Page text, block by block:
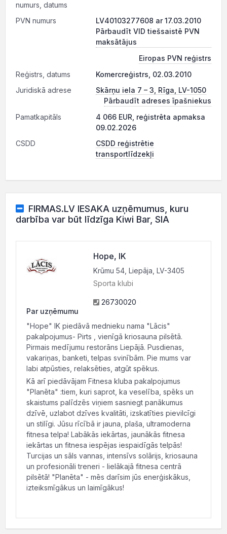
numurs, datums
PVN numurs
LV40103277608 ar 17.03.2010
Pārbaudīt VID tiešsaistē PVN
maksātājus
Eiropas PVN reģistrs
Reģistrs, datums
Komercreģistrs, 02.03.2010
Juridiskā adrese
Skārņu iela 7 – 3, Rīga, LV-1050
Pārbaudīt adreses īpašniekus
Pamatkapitāls
4 066 EUR, reģistrēta apmaksa
09.02.2026
CSDD
CSDD reģistrētie
transportlīdzekļi
FIRMAS.LV IESAKA uzņēmumus, kuru
darbība var būt līdzīga Kiwi Bar, SIA
Hope, IK
Krūmu 54, Liepāja, LV-3405
Sporta klubi
26730020
Par uzņēmumu
"Hope" IK piedāvā mednieku nama "Lācis"
pakalpojumus- Pirts , vienīgā kriosauna pilsētā.
Pirmais medījumu restorāns Liepājā. Pusdienas,
vakariņas, banketi, telpas svinībām. Pie mums var
labi atpūsties, relaksēties, atgūt spēkus.
Kā arī piedāvājam Fitnesa kluba pakalpojumus
"Planēta" :tiem, kuri saprot, ka veselība, spēks un
skaistums palīdzēs viņiem sasniegt panākumus
dzīvē, uzlabot dzīves kvalitāti, izskatīties pievilcīgi
un stilīgi. Jūsu rīcībā ir jauna, plaša, ultramoderna
fitnesa telpa! Labākās iekārtas, jaunākās fitnesa
iekārtas un fitnesa iespējas iespaidīgās telpās!
Turcijas un sāls vannas, intensīvs solārijs, kriosauna
un profesionāli treneri - lielākajā fitnesa centrā
pilsētā! "Planēta" - mēs darīsim jūs enerģiskākus,
izteiksmīgākus un laimīgākus!